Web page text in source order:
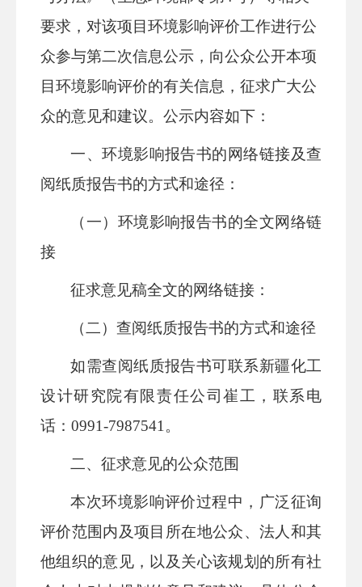
要求，对该项目环境影响评价工作进行公
众参与第二次信息公示， 向公众公开本项
目环境影响评价的有关信息，征求广大公
众的意见和建议。 公示内容如下：
一、环境影响报告书的网络链接及查
阅纸质报告书的方式和途径：
（一）环境影响报告书的全文网络链
接
征求意见稿全文的网络链接：
（二）查阅纸质报告书的方式和途径
如需查阅纸质报告书可联系新疆化工
设计研究院有限责任公司崔工，联系电
话： 0991-7987541。
二、征求意见的公众范围
本次环境影响评价过程中，广泛征询
评价范围内及项目所在地公众、法人和其
他组织的意见，以及关心该规划的所有社